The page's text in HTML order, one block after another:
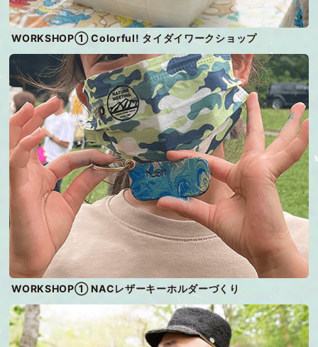
WORKSHOP① Colorful! タイダイワークショップ
WORKSHOP① NACレザーキーホルダーづくり